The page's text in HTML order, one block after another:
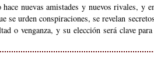
nuevas amistades y nuevos rivales, y
se urden conspiraciones, se revelan
o venganza, y su elección será clave